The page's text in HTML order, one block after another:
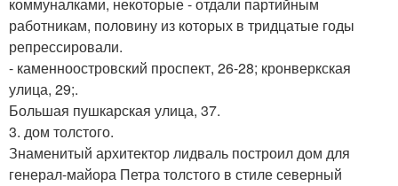
работникам, половину из которых в тридцатые годы
репрессировали.
- каменноостровский проспект, 26-28; кронверкская
улица, 29;.
Большая пушкарская улица, 37.
3. дом толстого.
Знаменитый архитектор лидваль построил дом для
генерал-майора Петра толстого в стиле северный